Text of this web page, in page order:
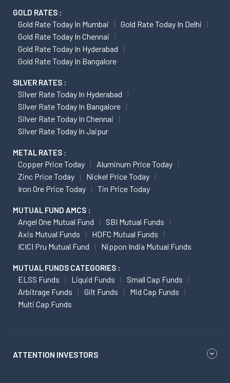
GOLD RATES :
Gold Rate Today In Mumbai
Gold Rate Today In Delhi
Gold Rate Today In Chennai
Gold Rate Today In Hyderabad
Gold Rate Today In Bangalore
SILVER RATES :
Silver Rate Today In Hyderabad
Silver Rate Today In Bangalore
Silver Rate Today In Chennai
Silver Rate Today In Jaipur
METAL RATES :
Copper Price Today
Aluminum Price Today
Zinc Price Today
Nickel Price Today
Iron Ore Price Today
Tin Price Today
MUTUAL FUND AMCS :
Angel One Mutual Fund
SBI Mutual Funds
Axis Mutual Funds
HDFC Mutual Funds
ICICI Pru Mutual Fund
Nippon India Mutual Funds
MUTUAL FUNDS CATEGORIES :
ELSS Funds Liquid Funds
Small Cap Funds
Arbitrage Funds
Gilt Funds
Mid Cap Funds
Multi Cap Funds
ATTENTION INVESTORS